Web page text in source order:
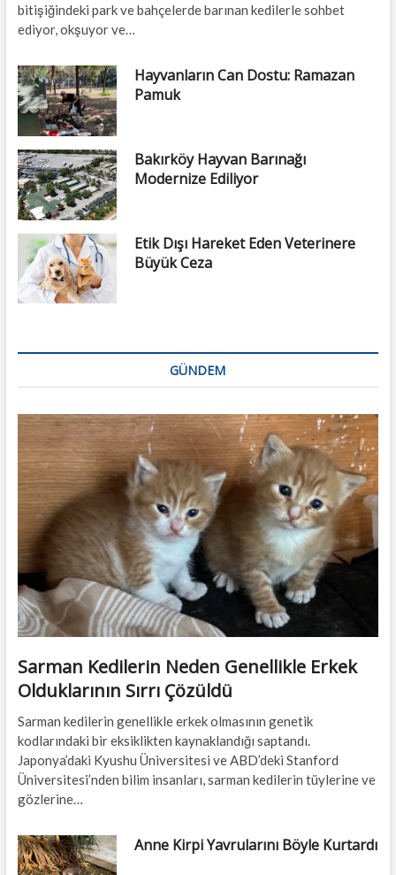
bitişiğindeki park ve bahçelerde barınan kedilerle sohbet
ediyor, okşuyor ve…
Hayvanların Can Dostu: Ramazan
Pamuk
Bakırköy Hayvan Barınağı
Modernize Ediliyor
Etik Dışı Hareket Eden Veterinere
Büyük Ceza
GÜNDEM
Sarman Kedilerin Neden Genellikle Erkek
Olduklarının Sırrı Çözüldü
Sarman kedilerin genellikle erkek olmasının genetik
kodlarındaki bir eksiklikten kaynaklandığı saptandı.
Japonya’daki Kyushu Üniversitesi ve ABD’deki Stanford
Üniversitesi’nden bilim insanları, sarman kedilerin tüylerine ve
gözlerine…
Anne Kirpi Yavrularını Böyle Kurtardı